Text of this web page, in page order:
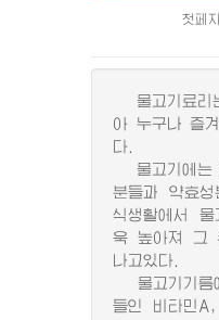
첫페지
물고기료리
아 누구나 즐
다.
물고기에는
분들과 약효
식생활에서
욱 높아져 그
나고있다.
물고기기름
들인 비타민